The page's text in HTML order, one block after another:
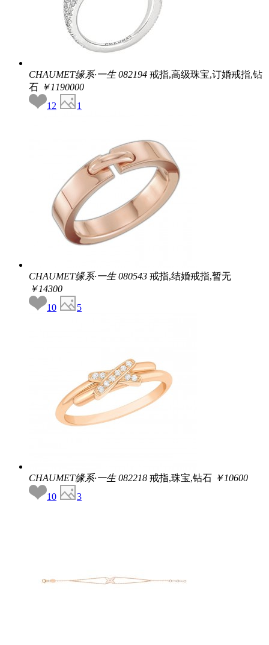
CHAUMET缘系·一生 082194 戒指,高级珠宝,订婚戒指,钻
石 ￥1190000
12
1
CHAUMET缘系·一生 080543 戒指,结婚戒指,暂无
￥14300
10
5
CHAUMET缘系·一生 082218 戒指,珠宝,钻石 ￥10600
10
3